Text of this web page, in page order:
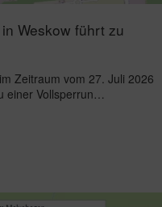
Weskow führt zu
Zeitraum vom 27. Juli 2026
einer Vollsperrun…